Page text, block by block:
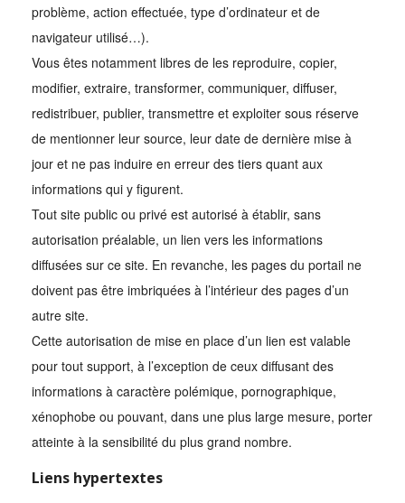
problème, action effectuée, type d’ordinateur et de
navigateur utilisé…).
Vous êtes notamment libres de les reproduire, copier,
modifier, extraire, transformer, communiquer, diffuser,
redistribuer, publier, transmettre et exploiter sous réserve
de mentionner leur source, leur date de dernière mise à
jour et ne pas induire en erreur des tiers quant aux
informations qui y figurent.
Tout site public ou privé est autorisé à établir, sans
autorisation préalable, un lien vers les informations
diffusées sur ce site. En revanche, les pages du portail ne
doivent pas être imbriquées à l’intérieur des pages d’un
autre site.
Cette autorisation de mise en place d’un lien est valable
pour tout support, à l’exception de ceux diffusant des
informations à caractère polémique, pornographique,
xénophobe ou pouvant, dans une plus large mesure, porter
atteinte à la sensibilité du plus grand nombre.
Liens hypertextes